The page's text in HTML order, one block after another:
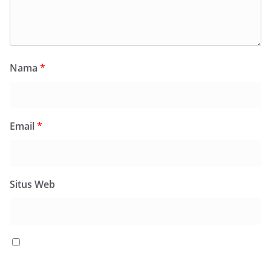
Nama *
Email*
Situs Web